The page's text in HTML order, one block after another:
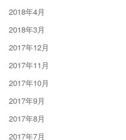
2018年4月
2018年3月
2017年12月
2017年11月
2017年10月
2017年9月
2017年8月
2017年7月